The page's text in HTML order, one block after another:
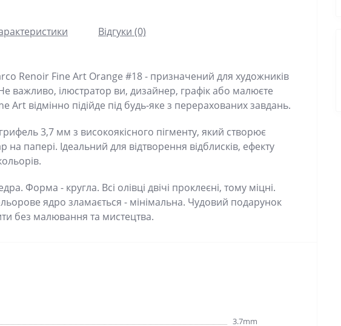
Відгуки (0)
Renoir Fine Art Orange #18 - призначений для художників
Не важливо, ілюстратор ви, дизайнер, графік або малюєте
Art відмінно підійде під будь-яке з перерахованих завдань.
3,7 мм з високоякісного пігменту, який створює
папері. Ідеальний для відтворення відблисків, ефекту
Форма - кругла. Всі олівці двічі проклеєні, тому міцні.
ядро ​​зламається - мінімальна. Чудовий подарунок
без малювання та мистецтва.
3.7mm